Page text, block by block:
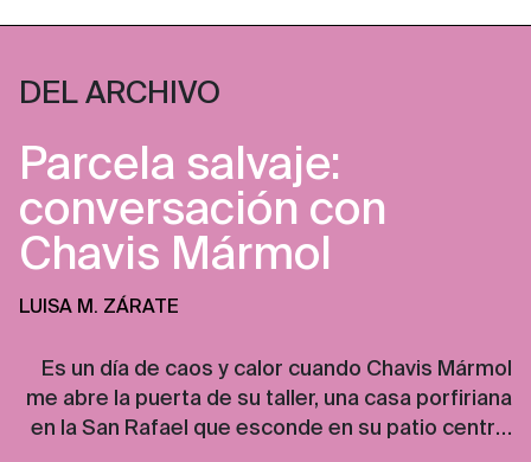
DEL ARCHIVO
Parcela salvaje:
conversación con
Chavis Mármol
LUISA M. ZÁRATE
Es un día de caos y calor cuando Chavis Mármol
me abre la puerta de su taller, una casa porfiriana
en la San Rafael que esconde en su patio central